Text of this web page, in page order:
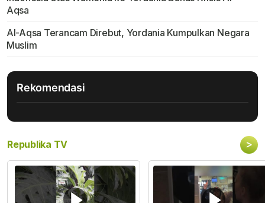
Aqsa
Al-Aqsa Terancam Direbut, Yordania Kumpulkan Negara
Muslim
Rekomendasi
Republika TV >